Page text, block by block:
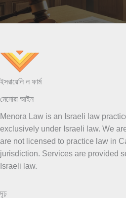
ইসরায়েলি ল ফার্ম
মেনোরা আইন
Menora Law is an Israeli law
exclusively under Israeli law. We
are not licensed to practice law in
jurisdiction. Services are provided
Israeli law.
দৃঢ়